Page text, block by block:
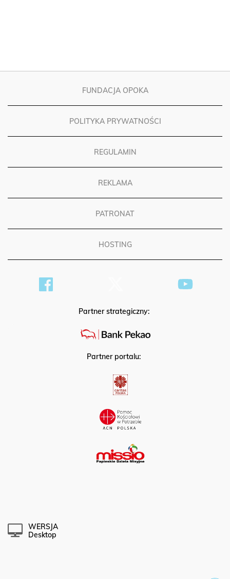
FUNDACJA OPOKA
POLITYKA PRYWATNOŚCI
REGULAMIN
REKLAMA
PATRONAT
HOSTING
Partner strategiczny:
Partner portalu:
WERSJA
Desktop